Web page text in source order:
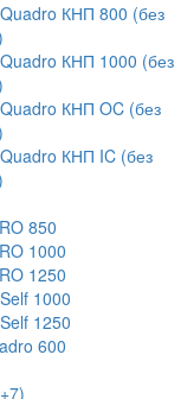
КНП 800 (без
КНП 1000 (без
КНП OC (без
КНП IC (без
850
1000
1250
1000
1250
600